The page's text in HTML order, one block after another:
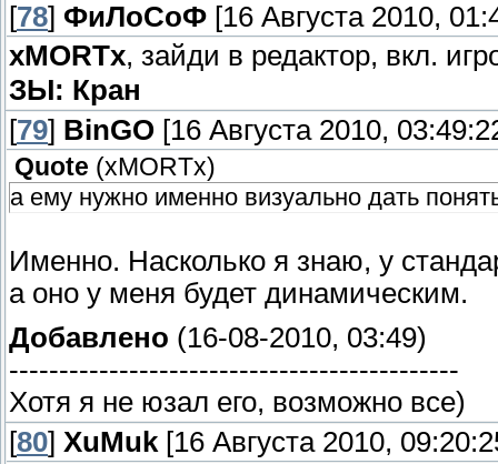
[78] ФиЛоСоФ [16 Августа 2010,
xMORTx, зайди в редактор, вкл.
ЗЫ: Кран
[79] BinGO [16 Августа 2010,
Quote (xMORTx)
а ему нужно именно визуально дать
Именно. Насколько я знаю, у
а оно у меня будет динамическим.
Добавлено (16-08-2010, 03:49)
---------------------------------------------
Хотя я не юзал его, возможно все)
[80] XuMuk [16 Августа 2010,